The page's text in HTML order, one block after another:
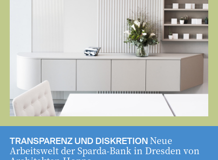
TRANSPARENZ UND DISKRETION Neue
Arbeitswelt der Sparda-Bank in Dresden von